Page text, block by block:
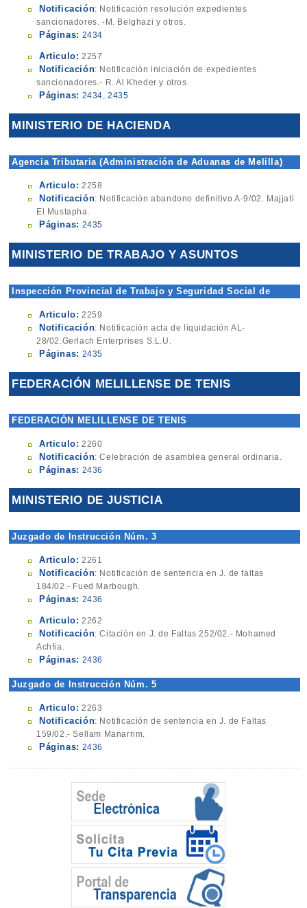
Notificación: Notificación resolución expedientes
sancionadores. -M. Belghazi y otros.
Páginas: 2434
Articulo: 2257
Notificación: Notificación iniciación de expedientes
sancionadores.- R. Al Kheder y otros.
Páginas: 2434,2435
MINISTERIO DE HACIENDA
Agencia Tributaria (Administración de Aduanas de Melilla)
Articulo: 2258
Notificación: Notificación abandono definitivo A-9/02. Majjati
El Mustapha.
Páginas: 2435
MINISTERIO DE TRABAJO Y ASUNTOS
Inspección Provincial de Trabajo y Seguridad Social de
Articulo: 2259
Notificación: Notificación acta de liquidación AL-
28/02.Gerlach Enterprises S.L.U.
Páginas: 2435
FEDERACIÓN MELILLENSE DE TENIS
FEDERACIÓN MELILLENSE DE TENIS
Articulo: 2260
Notificación: Celebración de asamblea general ordinaria.
Páginas: 2436
MINISTERIO DE JUSTICIA
Juzgado de Instrucción Núm. 3
Articulo: 2261
Notificación: Notificación de sentencia en J. de faltas
184/02.- Fued Marbough.
Páginas: 2436
Articulo: 2262
Notificación: Citación en J. de Faltas 252/02.- Mohamed
Achfia.
Páginas: 2436
Juzgado de Instrucción Núm. 5
Articulo: 2263
Notificación: Notificación de sentencia en J. de Faltas
159/02.- Sellam Manarrim.
Páginas: 2436